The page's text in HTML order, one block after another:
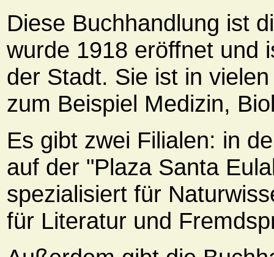
Diese Buchhandlung ist
wurde 1918 eröffnet und
der Stadt. Sie ist in
zum Beispiel Medizin,
Es gibt zwei Filialen: in
auf der "Plaza Santa
spezialisiert für
für Literatur und